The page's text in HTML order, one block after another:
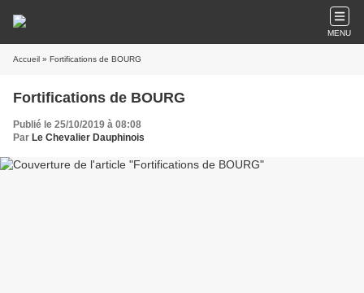
MENU
Accueil » Fortifications de BOURG
Fortifications de BOURG
Publié le 25/10/2019 à 08:08
Par Le Chevalier Dauphinois